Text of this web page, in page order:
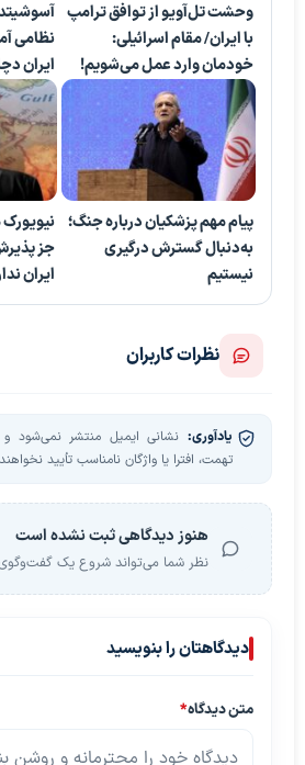
وحشت تل‌آویو از توافق ترامپ
با ایران/ مقام اسرائیلی:
خودمان وارد عمل می‌شویم!
نظامی
ایران
پیام مهم پزشکیان درباره جنگ؛
به‌دنبال گسترش درگیری
نیستیم
جز
ایران
نظرات کاربران
یادآوری: نشانی ایمیل منتشر نمی‌شود و
تهمت، افترا یا واژگان نامناسب تأیید
هنوز دیدگاهی ثبت نشده است
نظر شما می‌تواند شروع یک گفت‌وگوی
دیدگاهتان را بنویسید
متن دیدگاه*